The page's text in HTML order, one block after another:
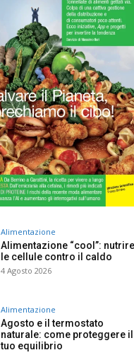
Alimentazione
Alimentazione “cool”: nutrire
le cellule contro il caldo
4 Agosto 2026
Alimentazione
Agosto e il termostato
naturale: come proteggere il
tuo equilibrio